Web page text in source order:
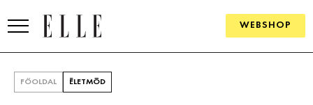
WEBSHOP
FŐOLDAL ÉLETMÓD